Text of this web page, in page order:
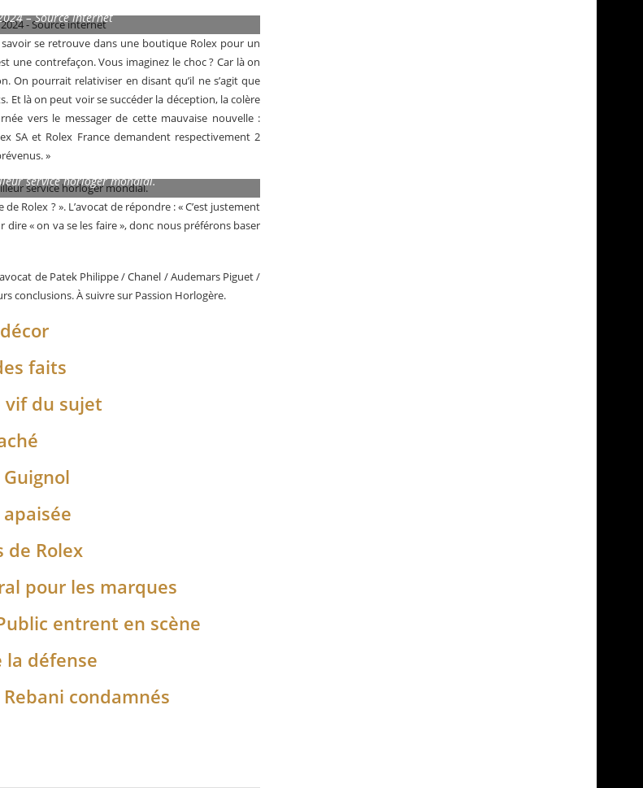
– Source internet
se retrouve dans une boutique Rolex pour un
une contrefaçon. Vous imaginez le choc ? Car là on
On pourrait relativiser en disant qu’il ne s’agit que
Et là on peut voir se succéder la déception, la colère
vers le messager de cette mauvaise nouvelle :
SA et Rolex France demandent respectivement 2
»
service horloger mondial.
Rolex ? ». L’avocat de répondre : « C’est justement
« on va se les faire », donc nous préférons baser
de Patek Philippe / Chanel / Audemars Piguet /
conclusions. À suivre sur Passion Horlogère.
faits
vif du sujet
de Rolex
pour les marques
entrent en scène
la défense
condamnés